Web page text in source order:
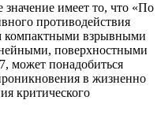
значение имеет то, что «По
противодействия
компактными взрывными
поверхностными
может понадобиться
в жизненно
критического